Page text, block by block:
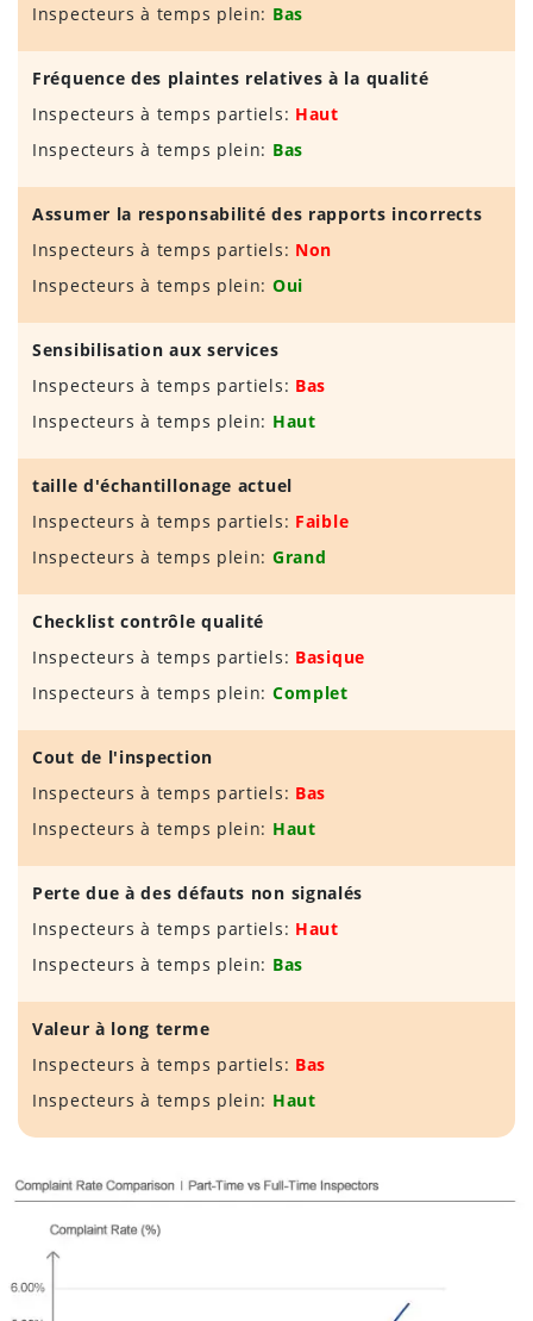
Inspecteurs à temps plein: Bas
Fréquence des plaintes relatives à la qualité
Inspecteurs à temps partiels: Haut
Inspecteurs à temps plein: Bas
Assumer la responsabilité des rapports incorrects
Inspecteurs à temps partiels: Non
Inspecteurs à temps plein: Oui
Sensibilisation aux services
Inspecteurs à temps partiels: Bas
Inspecteurs à temps plein: Haut
taille d'échantillonage actuel
Inspecteurs à temps partiels: Faible
Inspecteurs à temps plein: Grand
Checklist contrôle qualité
Inspecteurs à temps partiels: Basique
Inspecteurs à temps plein: Complet
Cout de l'inspection
Inspecteurs à temps partiels: Bas
Inspecteurs à temps plein: Haut
Perte due à des défauts non signalés
Inspecteurs à temps partiels: Haut
Inspecteurs à temps plein: Bas
Valeur à long terme
Inspecteurs à temps partiels: Bas
Inspecteurs à temps plein: Haut